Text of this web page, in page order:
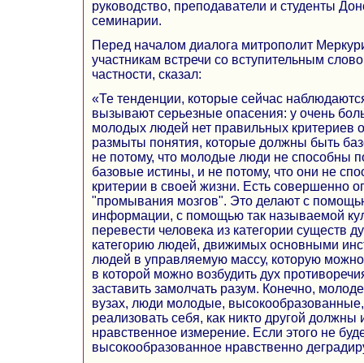
руководство, преподаватели и студенты
семинарии.
Перед началом диалога митрополит
участникам встречи со вступительным
частности, сказал:
«Те тенденции, которые сейчас
вызывают серьезные опасения: у очень
молодых людей нет правильных критериев
размыты понятия, которые должны быть
не потому, что молодые люди не способны
базовые истины, и не потому, что они не
критерии в своей жизни. Есть совершенно
"промывания мозгов". Это делают с
информации, с помощью так называемой
перевести человека из категории существ
категорию людей, движимых основными
людей в управляемую массу, которую можно
в которой можно возбудить дух
заставить замолчать разум. Конечно,
вузах, люди молодые,
реализовать себя, как никто другой должны
нравственное измерение. Если этого не
высокообразованное нравственно